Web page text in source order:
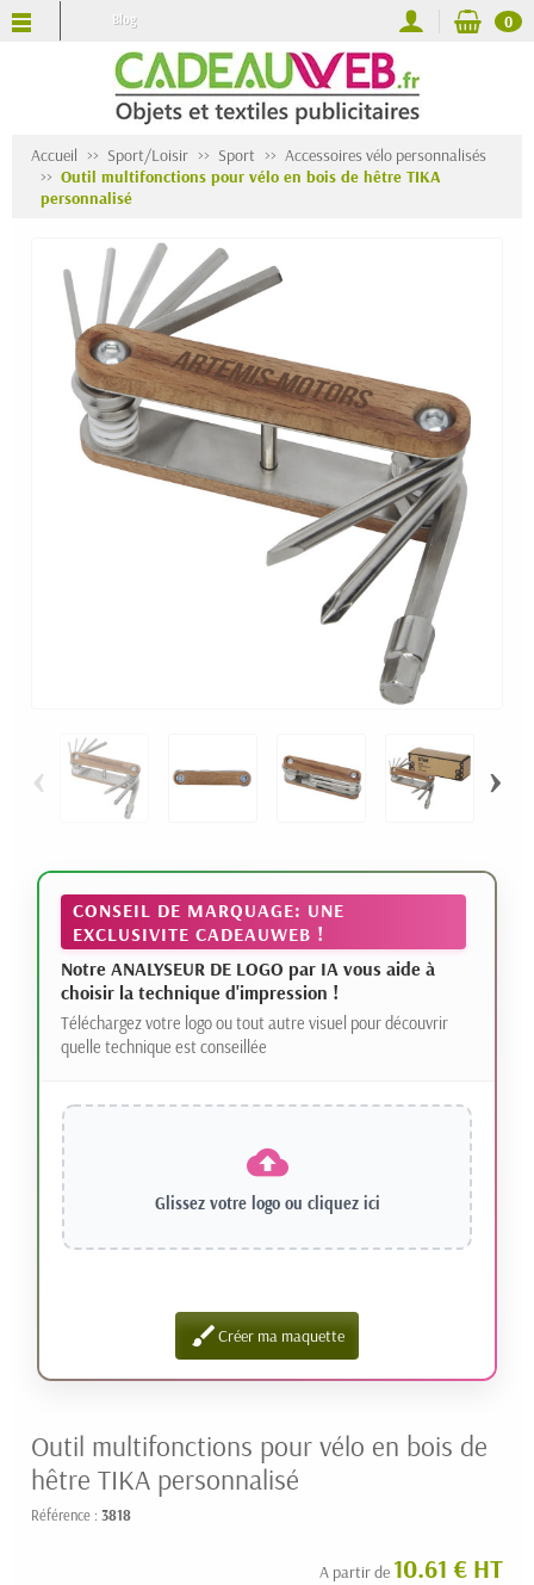
Blog 0
Accueil Sport/Loisir Sport
Accessoires vélo personnalisés
Outil multifonctions pour vélo en bois de hêtre TIKA
personnalisé
‹ ›
CONSEIL DE MARQUAGE: UNE
EXCLUSIVITE CADEAUWEB !
Notre ANALYSEUR DE LOGO par IA vous aide à
choisir la technique d'impression !
Téléchargez votre logo ou tout autre visuel pour découvrir
quelle technique est conseillée
Glissez votre logo ou cliquez ici
brushCréer ma maquette
Outil multifonctions pour vélo en bois de
hêtre TIKA personnalisé
Référence : 3818
A partir de 10.61 € HT